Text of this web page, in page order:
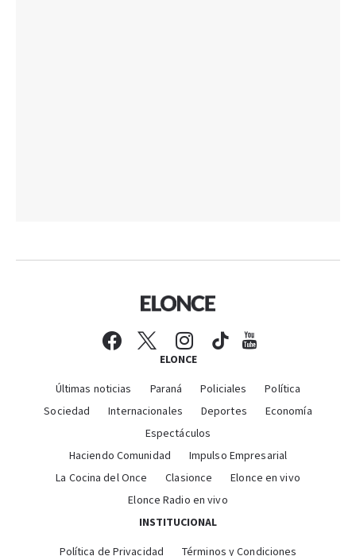
ELONCE
Últimas noticias Paraná Policiales
Política
Sociedad
Internacionales Deportes
Economía
Espectáculos
Haciendo Comunidad
Impulso Empresarial
La Cocina del Once
Clasionce
Elonce en vivo
Elonce Radio en vivo
INSTITUCIONAL
Política de Privacidad Términos y Condiciones